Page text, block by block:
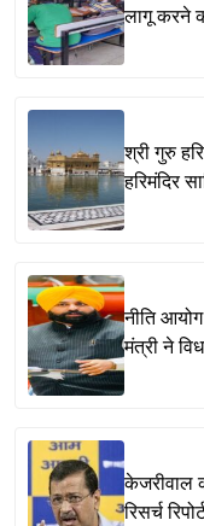
लागू करने
श्री गुरु
हरिमंदिर
नीति
मंत्री ने
केजरीवाल
रिसर्च